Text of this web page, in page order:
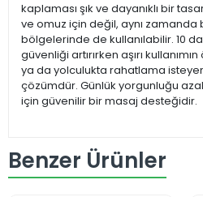
kaplaması şık ve dayanıklı bir
ve omuz için değil, aynı zamanda
bölgelerinde de kullanılabilir. 10
güvenliği artırırken aşırı
ya da yolculukta rahatlama
çözümdür. Günlük yorgunluğu
için güvenilir bir masaj desteğidir.
Benzer Ürünler